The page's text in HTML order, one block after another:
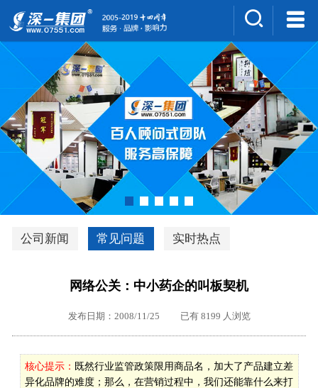
集团介绍
人才招聘
案例展示
新闻中心
深一风采
联系我们
深优通系统V3.0
深一集团优势
外地客户专栏
工单提交
公司新闻 常见问题 实时热点
网络公关：中小药企的叫板契机
发布日期：2008/11/25 已有 8199 人浏览
核心提示： 既然行业监管政策限用商品名，加大了产品建立差
异化品牌的难度；那么，在营销过程中，我们还能靠什么来打